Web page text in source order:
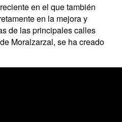
en el que también
en la mejora y
de las principales calles
Moralzarzal, se ha creado